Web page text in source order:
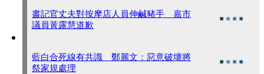
書記官丈夫對按摩店人員伸鹹豬手 嘉市
議員黃露慧道歉
藍白合死線有共識 鄭麗文：惡意破壞將
祭家規處理